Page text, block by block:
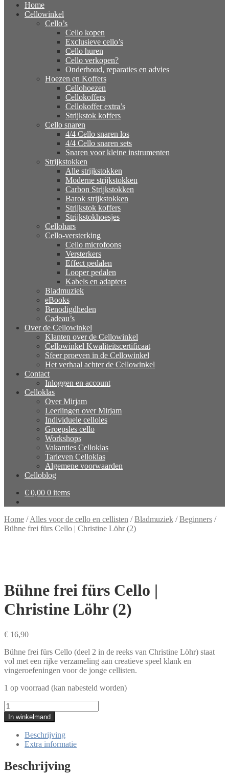
Home
Cellowinkel
Cello’s
Cello kopen
Exclusieve cello’s
Cello huren
Cello verkopen?
Onderhoud, reparaties en advies
Hoezen en Koffers
Cellohoezen
Cellokoffers
Cellokoffer extra’s
Strijkstok koffers
Cello snaren
4/4 Cello snaren los
4/4 Cello snaren sets
Snaren voor kleine instrumenten
Strijkstokken
Alle strijkstokken
Moderne strijkstokken
Carbon Strijkstokken
Barok strijkstokken
Strijkstok koffers
Strijkstokhoesjes
Cellohars
Cello-versterking
Cello microfoons
Versterkers
Effect pedalen
Looper pedalen
Kabels en adapters
Bladmuziek
eBooks
Benodigdheden
Cadeau’s
Over de Cellowinkel
Klanten over de Cellowinkel
Cellowinkel Kwaliteitscertificaat
Sfeer proeven in de Cellowinkel
Het verhaal achter de Cellowinkel
Contact
Inloggen en account
Celloklas
Over Mirjam
Leerlingen over Mirjam
Individuele celloles
Groepsles cello
Workshops
Vakanties Celloklas
Tarieven Celloklas
Algemene voorwaarden
Celloblog
€ 0,00 0 items
Home /Alles voor de cello en cellisten /Bladmuziek /Beginners /
Bühne frei fürs Cello | Christine Löhr (2)
Bühne frei fürs Cello |
Christine Löhr (2)
€ 16,90
Bühne frei fürs Cello (deel 2 in de reeks van Christine Löhr) staat
vol met een rijke verzameling aan creatieve speel klank en
vingeroefeningen voor de jonge cellisten.
1 op voorraad (kan nabesteld worden)
Bühne
frei
fürs
Cello
Christine
Löhr
(2)
In winkelmand
Beschrijving
Extra informatie
Beschrijving